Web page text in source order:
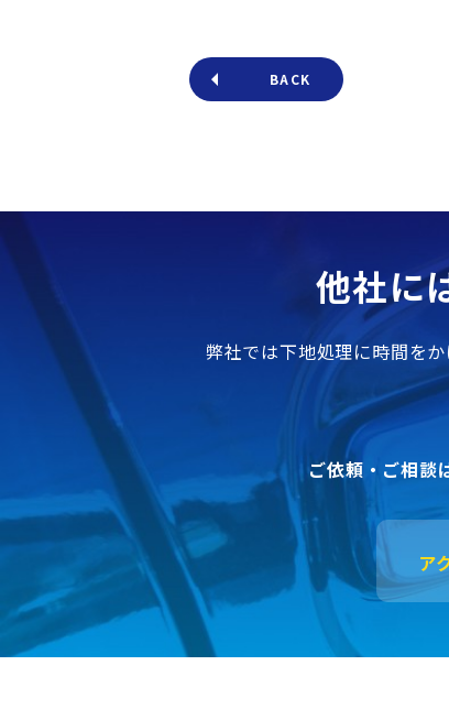
BACK
他社に
弊社では下地処理に時間を
ご依頼・ご相談
ア